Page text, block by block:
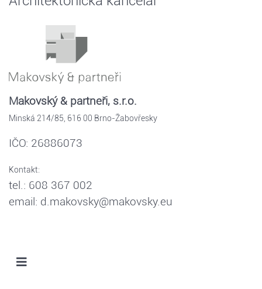
Makovský & partneři, s.r.o.
Minská 214/85, 616 00 Brno-Žabovřesky
IČO: 26886073
Kontakt:
tel.: 608 367 002
email: d.makovsky@makovsky.eu